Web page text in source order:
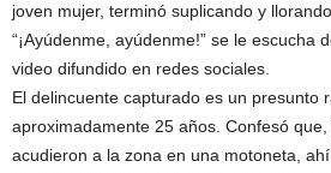
joven mujer, terminó suplicando y
“¡Ayúdenme, ayúdenme!” se le escucha
video difundido en redes sociales.
El delincuente capturado es un presunto
aproximadamente 25 años. Confesó que,
acudieron a la zona en una motoneta,